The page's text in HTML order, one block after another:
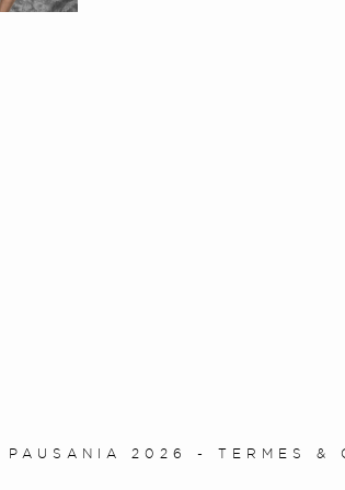
PAUSANIA 2026 - TERMES &